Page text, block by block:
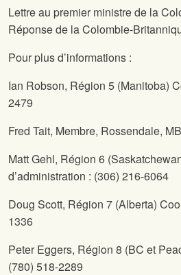
Lettre au premier ministre de la
Réponse de la Colombie-
Pour plus d’informations :
Ian Robson, Région 5 (Manitoba)
2479
Fred Tait, Membre, Rossendale,
Matt Gehl, Région 6
d’administration : (306) 216-6064
Doug Scott, Région 7 (Alberta)
1336
Peter Eggers, Région 8 (BC et
(780) 518-2289